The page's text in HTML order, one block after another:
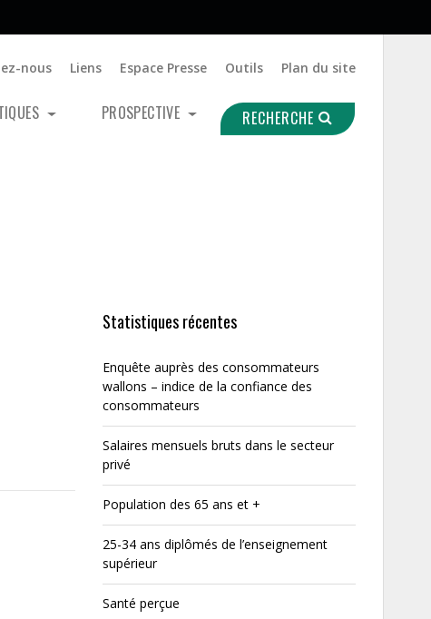
nous Liens Espace Presse Outils Plan du site
PROSPECTIVE RECHERCHE
Statistiques récentes
Enquête auprès des consommateurs
wallons – indice de la confiance des
consommateurs
Salaires mensuels bruts dans le secteur
privé
Population des 65 ans et +
25-34 ans diplômés de l’enseignement
supérieur
Santé perçue